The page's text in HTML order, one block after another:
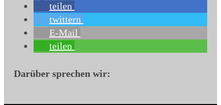
teilen
twittern
E-Mail
teilen
Darüber sprechen wir: